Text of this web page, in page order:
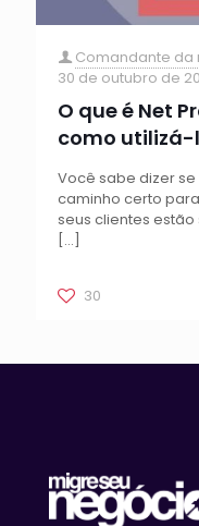
Comandante da
30 de outubro de
O que é Net
como utilizá-
Você sabe dizer
caminho certo
seus clientes
[…]
30